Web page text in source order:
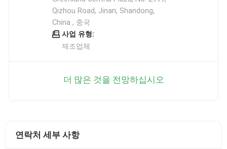
Qizhou Road, Jinan, Shandong,
China , 중국
사업 유형:
제조업체
더 많은 것을 전망하십시오
연락처 세부 사항